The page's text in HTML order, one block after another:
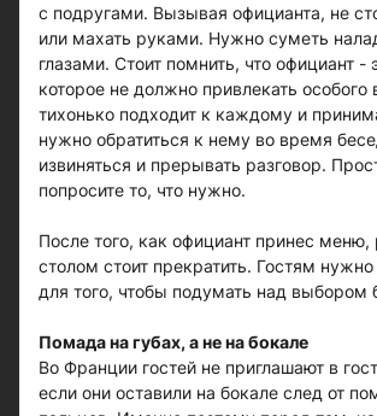
с подругами. Вызывая официанта, не
или махать руками. Нужно суметь
глазами. Стоит помнить, что официант -
которое не должно привлекать
тихонько подходит к каждому и
нужно обратиться к нему во время
извиняться и прерывать разговор.
попросите то, что нужно.
После того, как официант принес меню,
столом стоит прекратить. Гостям
для того, чтобы подумать над выбором
Помада на губах, а не на бокале
Во Франции гостей не приглашают в
если они оставили на бокале след от